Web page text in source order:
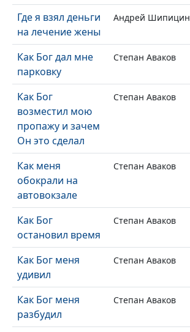
Где я взял деньги
на лечение жены
Андрей Шипицин
Как Бог дал мне
парковку
Степан Аваков
Как Бог
возместил мою
пропажу и зачем
Он это сделал
Степан Аваков
Как меня
обокрали на
автовокзале
Степан Аваков
Как Бог
остановил время
Степан Аваков
Как Бог меня
удивил
Степан Аваков
Как Бог меня
разбудил
Степан Аваков